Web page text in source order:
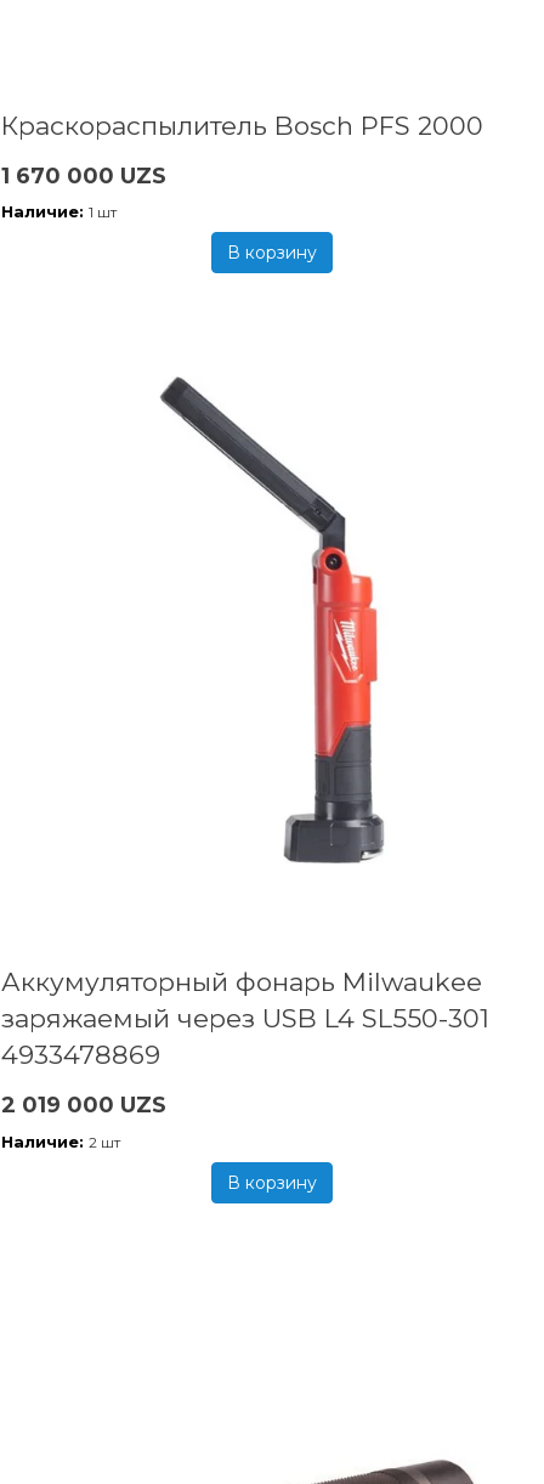
Краскораспылитель Bosch PFS 2000
1 670 000 UZS
Наличие: 1 шт
В корзину
Аккумуляторный фонарь Milwaukee
заряжаемый через USB L4 SL550-301
4933478869
2 019 000 UZS
Наличие: 2 шт
В корзину